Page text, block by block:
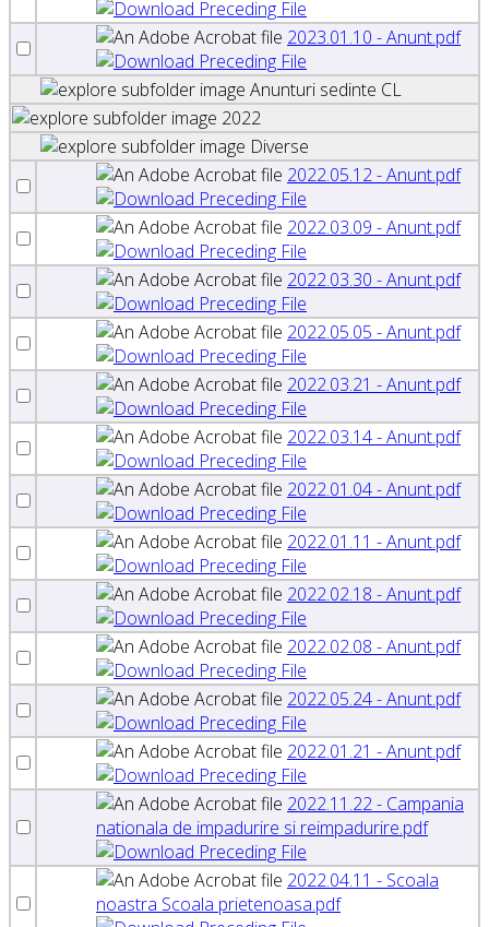
2023.01.10 - Anunt.pdf
Anunturi sedinte CL
2022
Diverse
2022.05.12 - Anunt.pdf
2022.03.09 - Anunt.pdf
2022.03.30 - Anunt.pdf
2022.05.05 - Anunt.pdf
2022.03.21 - Anunt.pdf
2022.03.14 - Anunt.pdf
2022.01.04 - Anunt.pdf
2022.01.11 - Anunt.pdf
2022.02.18 - Anunt.pdf
2022.02.08 - Anunt.pdf
2022.05.24 - Anunt.pdf
2022.01.21 - Anunt.pdf
2022.11.22 - Campania
nationala de impadurire si reimpadurire.pdf
2022.04.11 - Scoala
noastra Scoala prietenoasa.pdf